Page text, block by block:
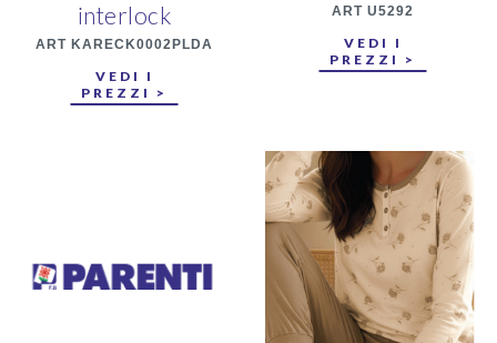
interlock
ART KARECK0002PLDA
VEDI I
PREZZI >
ART U5292
VEDI I
PREZZI >